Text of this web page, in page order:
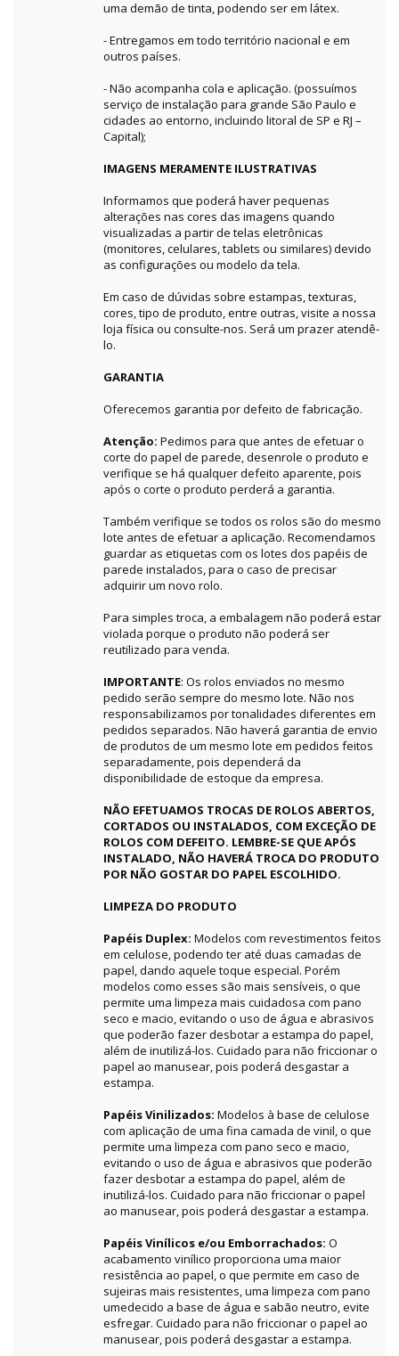
uma demão de tinta, podendo ser em látex.
- Entregamos em todo território nacional e em
outros países.
- Não acompanha cola e aplicação. (possuímos
serviço de instalação para grande São Paulo e
cidades ao entorno, incluindo litoral de SP e RJ –
Capital);
IMAGENS MERAMENTE ILUSTRATIVAS
Informamos que poderá haver pequenas
alterações nas cores das imagens quando
visualizadas a partir de telas eletrônicas
(monitores, celulares, tablets ou similares) devido
as configurações ou modelo da tela.
Em caso de dúvidas sobre estampas, texturas,
cores, tipo de produto, entre outras, visite a nossa
loja física ou consulte-nos. Será um prazer atendê-
lo.
GARANTIA
Oferecemos garantia por defeito de fabricação.
Atenção: Pedimos para que antes de efetuar o
corte do papel de parede, desenrole o produto e
verifique se há qualquer defeito aparente, pois
após o corte o produto perderá a garantia.
Também verifique se todos os rolos são do mesmo
lote antes de efetuar a aplicação. Recomendamos
guardar as etiquetas com os lotes dos papéis de
parede instalados, para o caso de precisar
adquirir um novo rolo.
Para simples troca, a embalagem não poderá estar
violada porque o produto não poderá ser
reutilizado para venda.
IMPORTANTE: Os rolos enviados no mesmo
pedido serão sempre do mesmo lote. Não nos
responsabilizamos por tonalidades diferentes em
pedidos separados. Não haverá garantia de envio
de produtos de um mesmo lote em pedidos feitos
separadamente, pois dependerá da
disponibilidade de estoque da empresa.
NÃO EFETUAMOS TROCAS DE ROLOS ABERTOS,
CORTADOS OU INSTALADOS, COM EXCEÇÃO DE
ROLOS COM DEFEITO. LEMBRE-SE QUE APÓS
INSTALADO, NÃO HAVERÁ TROCA DO PRODUTO
POR NÃO GOSTAR DO PAPEL ESCOLHIDO.
LIMPEZA DO PRODUTO
Papéis Duplex: Modelos com revestimentos feitos
em celulose, podendo ter até duas camadas de
papel, dando aquele toque especial. Porém
modelos como esses são mais sensíveis, o que
permite uma limpeza mais cuidadosa com pano
seco e macio, evitando o uso de água e abrasivos
que poderão fazer desbotar a estampa do papel,
além de inutilizá-los. Cuidado para não friccionar o
papel ao manusear, pois poderá desgastar a
estampa.
Papéis Vinilizados: Modelos à base de celulose
com aplicação de uma fina camada de vinil, o que
permite uma limpeza com pano seco e macio,
evitando o uso de água e abrasivos que poderão
fazer desbotar a estampa do papel, além de
inutilizá-los. Cuidado para não friccionar o papel
ao manusear, pois poderá desgastar a estampa.
Papéis Vinílicos e/ou Emborrachados: O
acabamento vinílico proporciona uma maior
resistência ao papel, o que permite em caso de
sujeiras mais resistentes, uma limpeza com pano
umedecido a base de água e sabão neutro, evite
esfregar. Cuidado para não friccionar o papel ao
manusear, pois poderá desgastar a estampa.